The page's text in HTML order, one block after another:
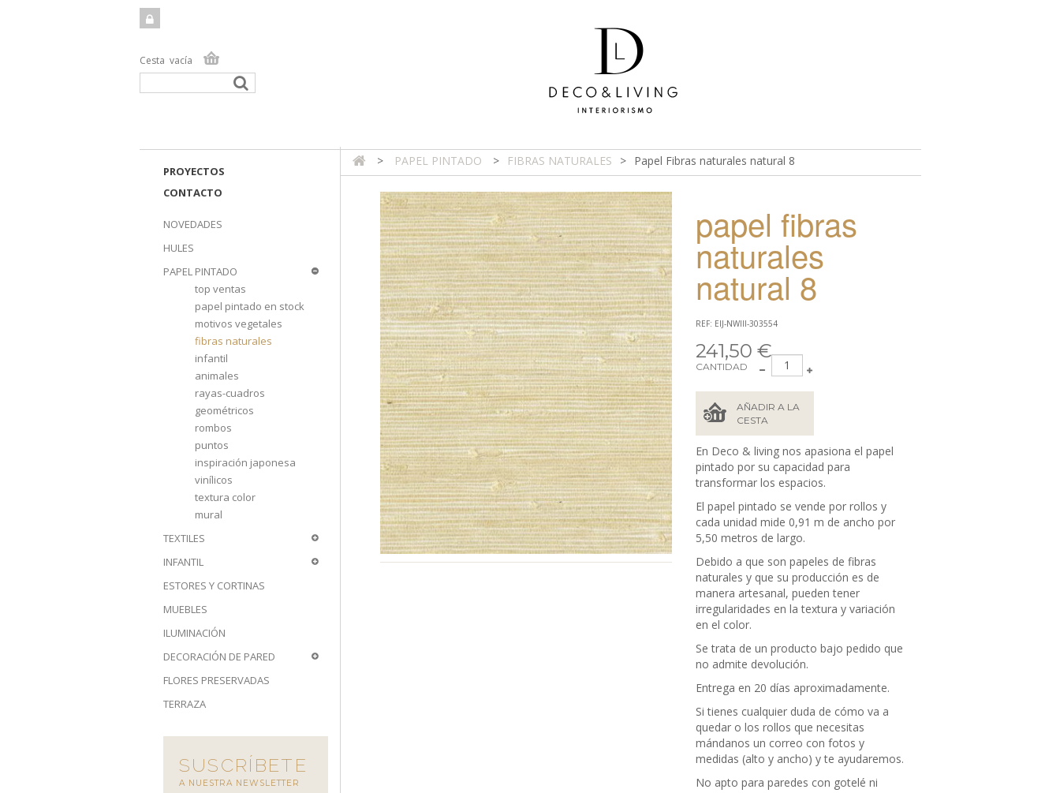
Cesta vacía
TIENDA ONLINE TIENDA FÍSICA PROYECTOS CONTACTO
PROYECTOS
CONTACTO
NOVEDADES
HULES
PAPEL PINTADO
top ventas
papel pintado en stock
motivos vegetales
fibras naturales
infantil
animales
rayas-cuadros
geométricos
rombos
puntos
inspiración japonesa
vinílicos
textura color
mural
TEXTILES
INFANTIL
ESTORES Y CORTINAS
MUEBLES
ILUMINACIÓN
DECORACIÓN DE PARED
FLORES PRESERVADAS
TERRAZA
SUSCRÍBETE
A NUESTRA NEWSLETTER
> PAPEL PINTADO > FIBRAS NATURALES > Papel Fibras naturales natural 8
papel fibras
naturales
natural 8
REF: EIJ-NWIII-303554
241,50 €
CANTIDAD
AÑADIR A LA
CESTA
En Deco & living nos apasiona el papel
pintado por su capacidad para
transformar los espacios.
El papel pintado se vende por rollos y
cada unidad mide 0,91 m de ancho por
5,50 metros de largo.
Debido a que son papeles de fibras
naturales y que su producción es de
manera artesanal, pueden tener
irregularidades en la textura y variación
en el color.
Se trata de un producto bajo pedido que
no admite devolución.
Entrega en 20 días aproximadamente.
Si tienes cualquier duda de cómo va a
quedar o los rollos que necesitas
mándanos un correo con fotos y
medidas (alto y ancho) y te ayudaremos.
No apto para paredes con gotelé ni